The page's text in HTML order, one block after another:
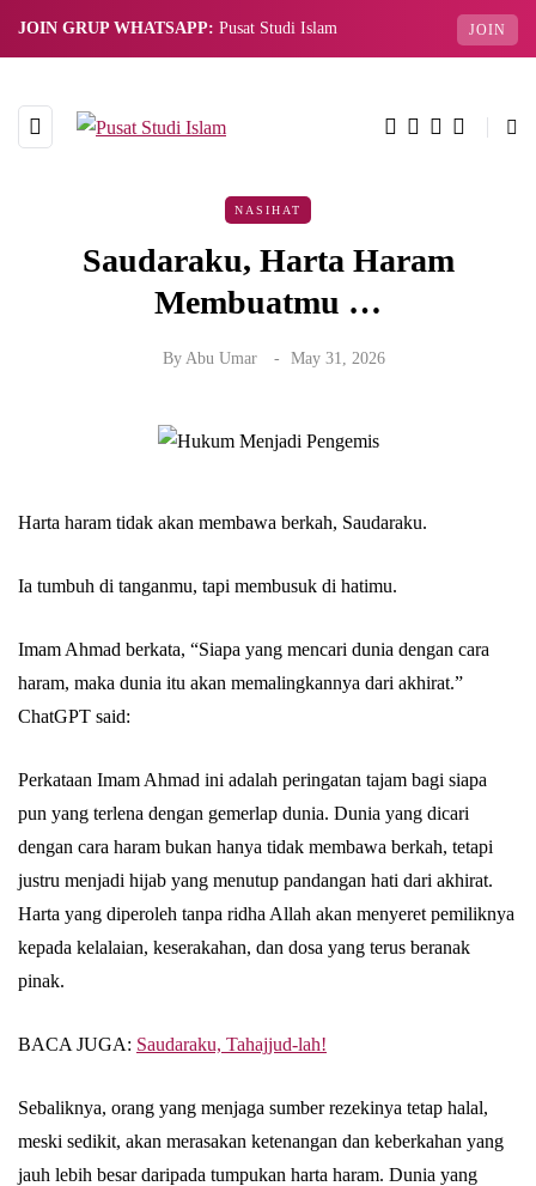
JOIN GRUP WHATSAPP: Pusat Studi Islam JOIN
NASIHAT
Saudaraku, Harta Haram
Membuatmu …
By Abu Umar May 31, 2026
Harta haram tidak akan membawa berkah, Saudaraku.
Ia tumbuh di tanganmu, tapi membusuk di hatimu.
Imam Ahmad berkata, “Siapa yang mencari dunia dengan cara
haram, maka dunia itu akan memalingkannya dari akhirat.”
ChatGPT said:
Perkataan Imam Ahmad ini adalah peringatan tajam bagi siapa
pun yang terlena dengan gemerlap dunia. Dunia yang dicari
dengan cara haram bukan hanya tidak membawa berkah, tetapi
justru menjadi hijab yang menutup pandangan hati dari akhirat.
Harta yang diperoleh tanpa ridha Allah akan menyeret pemiliknya
kepada kelalaian, keserakahan, dan dosa yang terus beranak
pinak.
BACA JUGA: Saudaraku, Tahajjud-lah!
Sebaliknya, orang yang menjaga sumber rezekinya tetap halal,
meski sedikit, akan merasakan ketenangan dan keberkahan yang
jauh lebih besar daripada tumpukan harta haram. Dunia yang